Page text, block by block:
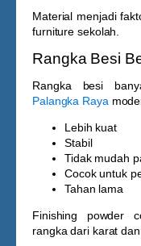
Material menjadi
furniture sekolah.
Rangka Besi
Rangka besi
Palangka Raya
Lebih kuat
Stabil
Tidak mudah
Cocok untuk
Tahan lama
Finishing powder
rangka dari karat dan